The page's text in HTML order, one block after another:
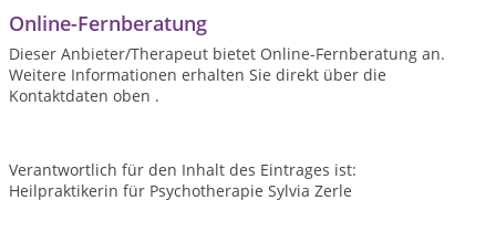
Online-Fernberatung
Dieser Anbieter/Therapeut bietet Online-Fernberatung an.
Weitere Informationen erhalten Sie direkt über die
Kontaktdaten oben .
Verantwortlich für den Inhalt des Eintrages ist:
Heilpraktikerin für Psychotherapie Sylvia Zerle